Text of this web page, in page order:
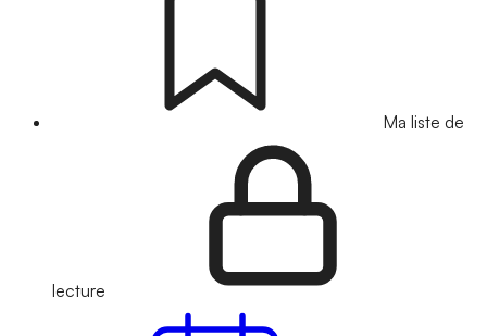
Ma liste de
lecture